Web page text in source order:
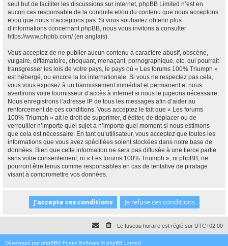
seul but de faciliter les discussions sur internet, phpBB Limited n’est en
aucun cas responsable de la conduite et/ou du contenu que nous acceptons
et/ou que nous n’acceptons pas. Si vous souhaitez obtenir plus
d’informations concernant phpBB, nous vous invitons à consulter
https://www.phpbb.com/(en anglais).
Vous acceptez de ne publier aucun contenu à caractère abusif, obscène,
vulgaire, diffamatoire, choquant, menaçant, pornographique, etc. qui pourrait
transgresser les lois de votre pays, le pays où « Les forums 100% Triumph »
est hébergé, ou encore la loi internationale. Si vous ne respectez pas cela,
vous vous exposez à un bannissement immédiat et permanent et nous
avertirons votre fournisseur d’accès à internet si nous le jugeons nécessaire.
Nous enregistrons l’adresse IP de tous les messages afin d’aider au
renforcement de ces conditions. Vous acceptez le fait que « Les forums
100% Triumph » ait le droit de supprimer, d’éditer, de déplacer ou de
verrouiller n’importe quel sujet à n’importe quel moment si nous estimons
que cela est nécessaire. En tant qu’utilisateur, vous acceptez que toutes les
informations que vous avez spécifiées soient stockées dans notre base de
données. Bien que cette information ne sera pas diffusée à une tierce partie
sans votre consentement, ni « Les forums 100% Triumph », ni phpBB, ne
pourront être tenus comme responsables en cas de tentative de piratage
visant à compromettre vos données.
Le fuseau horaire est réglé sur UTC+02:00
Développé par phpBB® Forum Software © phpBB Limited